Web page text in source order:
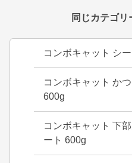
同じカテゴ
コンボキャット シ
コンボキャット か
600g
コンボキャット 下
ート 600g